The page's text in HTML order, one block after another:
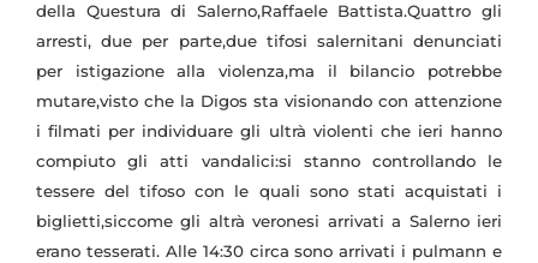
della Questura di Salerno,Raffaele Battista.Quattro gli
arresti, due per parte,due tifosi salernitani denunciati
per istigazione alla violenza,ma il bilancio potrebbe
mutare,visto che la Digos sta visionando con attenzione
i filmati per individuare gli ultrà violenti che ieri hanno
compiuto gli atti vandalici:si stanno controllando le
tessere del tifoso con le quali sono stati acquistati i
biglietti,siccome gli altrà veronesi arrivati a Salerno ieri
erano tesserati. Alle 14:30 circa sono arrivati i pulmann e